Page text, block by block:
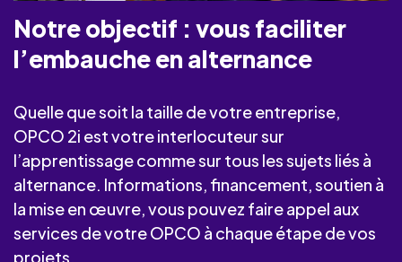
Notre objectif : vous faciliter
l’embauche en alternance
Quelle que soit la taille de votre entreprise,
OPCO 2i est votre interlocuteur sur
l’apprentissage comme sur tous les sujets liés à
alternance. Informations, financement, soutien à
la mise en œuvre, vous pouvez faire appel aux
services de votre OPCO à chaque étape de vos
projets.